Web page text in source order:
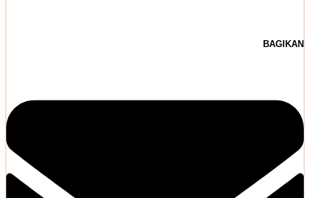
BAGIKAN